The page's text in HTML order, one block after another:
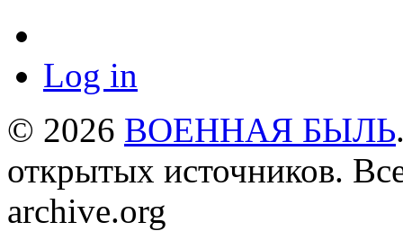
Log in
© 2026 ВОЕННАЯ БЫЛЬ
открытых источников.
archive.org